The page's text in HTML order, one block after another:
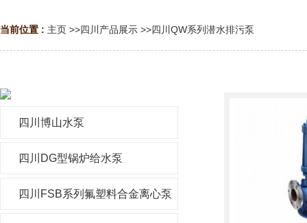
当前位置 : 主页 >>四川产品展示 >>四川QW系列潜水排污泵
四川博山水泵
四川DG型锅炉给水泵
四川FSB系列氟塑料合金离心泵